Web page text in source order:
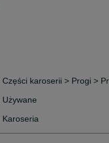
Części karoserii > Progi >
Używane
Karoseria